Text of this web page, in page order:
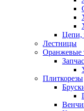
Цепи,
Лестницы
Оранжевые
Плиткорезы